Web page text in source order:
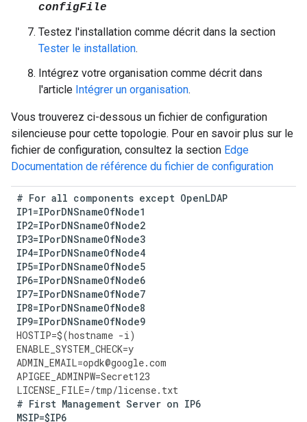
configFile
Testez l'installation comme décrit dans la section
Tester le installation.
Intégrez votre organisation comme décrit dans
l'article Intégrer un organisation.
Vous trouverez ci-dessous un fichier de configuration
silencieuse pour cette topologie. Pour en savoir plus sur le
fichier de configuration, consultez la section Edge
Documentation de référence du fichier de configuration
# For all components except OpenLDAP
IP1=IPorDNSnameOfNode1
IP2=IPorDNSnameOfNode2
IP3=IPorDNSnameOfNode3
IP4=IPorDNSnameOfNode4
IP5=IPorDNSnameOfNode5
IP6=IPorDNSnameOfNode6
IP7=IPorDNSnameOfNode7
IP8=IPorDNSnameOfNode8
IP9=IPorDNSnameOfNode9
HOSTIP=$(hostname -i)
ENABLE_SYSTEM_CHECK=y
ADMIN_EMAIL=opdk@google.com
APIGEE_ADMINPW=Secret123
LICENSE_FILE=/tmp/license.txt
# First Management Server on IP6
MSIP=$IP6